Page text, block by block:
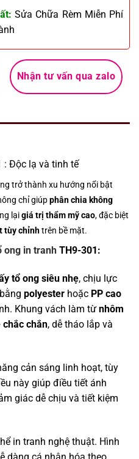
Sửa Chữa Rèm Miễn Phí
Nhận tư vấn qua zalo
: Độc lạ và tinh tế
trở thành xu hướng nổi bật
chỉ giúpphân chia không
lạigiá trị thẩm mỹ cao, đặc biệt
tùy chỉnhtrên bề mặt.
ong in tranh TH9-301:
tổ ong siêu nhẹ, chịu lực
polyesterhoặc PP cao
Khung vách làm từ nhôm
chắn, dễ tháo lắp và
cản sáng linh hoạt, tùy
này giúp điều tiết ánh
giác dễ chịu và tiết kiệm
in tranh nghệ thuật. Hình